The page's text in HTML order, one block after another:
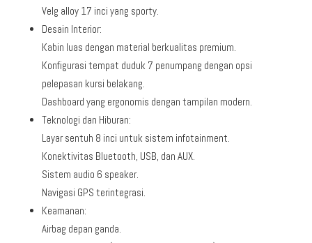
Velg alloy 17 inci yang sporty.
Desain Interior:
Kabin luas dengan material berkualitas premium.
Konfigurasi tempat duduk 7 penumpang dengan opsi
pelepasan kursi belakang.
Dashboard yang ergonomis dengan tampilan modern.
Teknologi dan Hiburan:
Layar sentuh 8 inci untuk sistem infotainment.
Konektivitas Bluetooth, USB, dan AUX.
Sistem audio 6 speaker.
Navigasi GPS terintegrasi.
Keamanan:
Airbag depan ganda.